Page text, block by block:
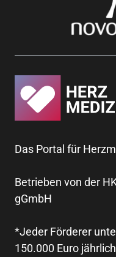
Das Portal für
Betrieben von der
gGmbH
*Jeder Förderer
150.000 Euro